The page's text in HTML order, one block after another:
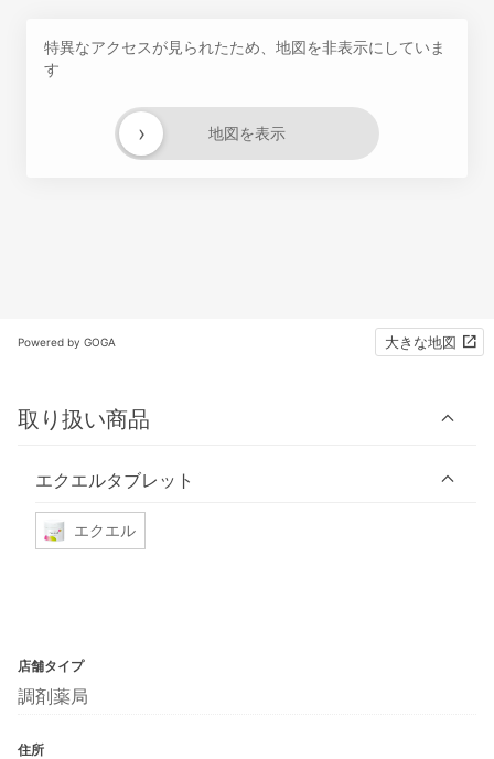
特異なアクセスが見られたため、地図を非表示にしていま
す
地図を表示
›
Powered by GOGA 大きな地図
取り扱い商品
エクエルタブレット
エクエル
店舗タイプ
調剤薬局
住所